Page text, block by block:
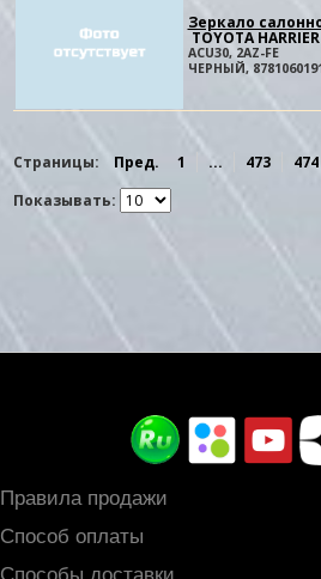
Зеркало
TOYOTA HARRIER
ACU30, 2AZ-FE
ЧЕРНЫЙ,
Страницы: Пред. 1 ... 473 474
Показывать:
Правила продажи
Способ оплаты